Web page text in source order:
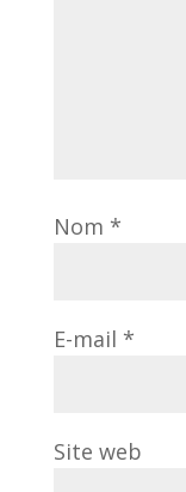
Nom *
E-mail *
Site web